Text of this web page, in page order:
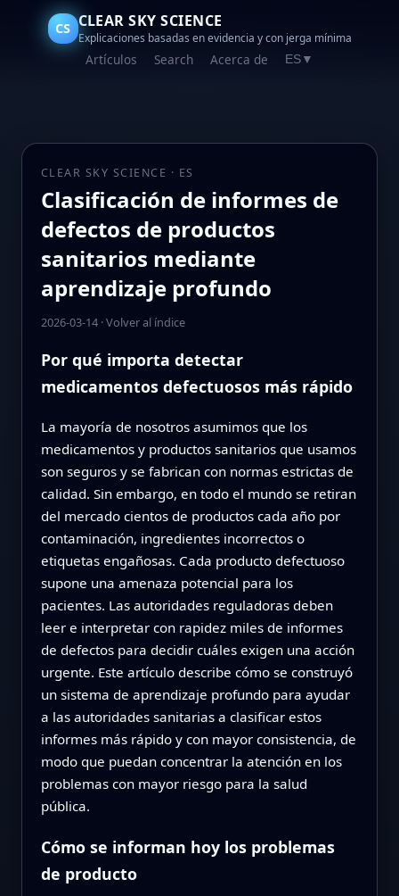
CS CLEAR SKY SCIENCE
Explicaciones basadas en evidencia y con jerga mínima
Artículos Search Acerca de ES ▼
CLEAR SKY SCIENCE · ES
Clasificación de informes de
defectos de productos
sanitarios mediante
aprendizaje profundo
2026-03-14·Volver al índice
Por qué importa detectar
medicamentos defectuosos más rápido
La mayoría de nosotros asumimos que los
medicamentos y productos sanitarios que usamos
son seguros y se fabrican con normas estrictas de
calidad. Sin embargo, en todo el mundo se retiran
del mercado cientos de productos cada año por
contaminación, ingredientes incorrectos o
etiquetas engañosas. Cada producto defectuoso
supone una amenaza potencial para los
pacientes. Las autoridades reguladoras deben
leer e interpretar con rapidez miles de informes
de defectos para decidir cuáles exigen una acción
urgente. Este artículo describe cómo se construyó
un sistema de aprendizaje profundo para ayudar
a las autoridades sanitarias a clasificar estos
informes más rápido y con mayor consistencia, de
modo que puedan concentrar la atención en los
problemas con mayor riesgo para la salud
pública.
Cómo se informan hoy los problemas
de producto